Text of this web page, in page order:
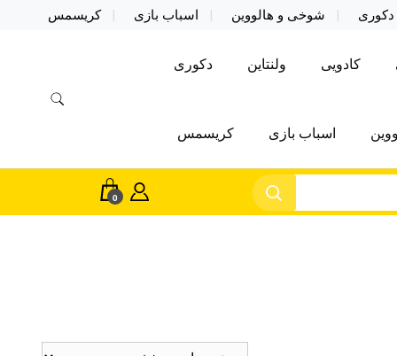
دکوری شوخی و هالووین اسباب بازی کریسمس
کادویی ولنتاین دکوری
اسباب بازی کریسمس
0